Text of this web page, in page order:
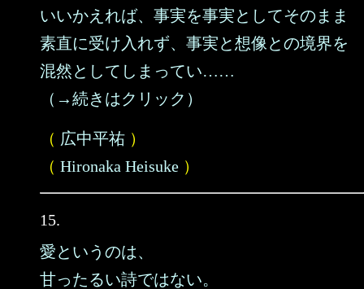
いいかえれば、事実を事実としてそのまま
素直に受け入れず、事実と想像との境界を
混然としてしまってい……
（→続きはクリック）
（ 広中平祐 ）
（ Hironaka Heisuke ）
15.
愛というのは、
甘ったるい詩ではない。